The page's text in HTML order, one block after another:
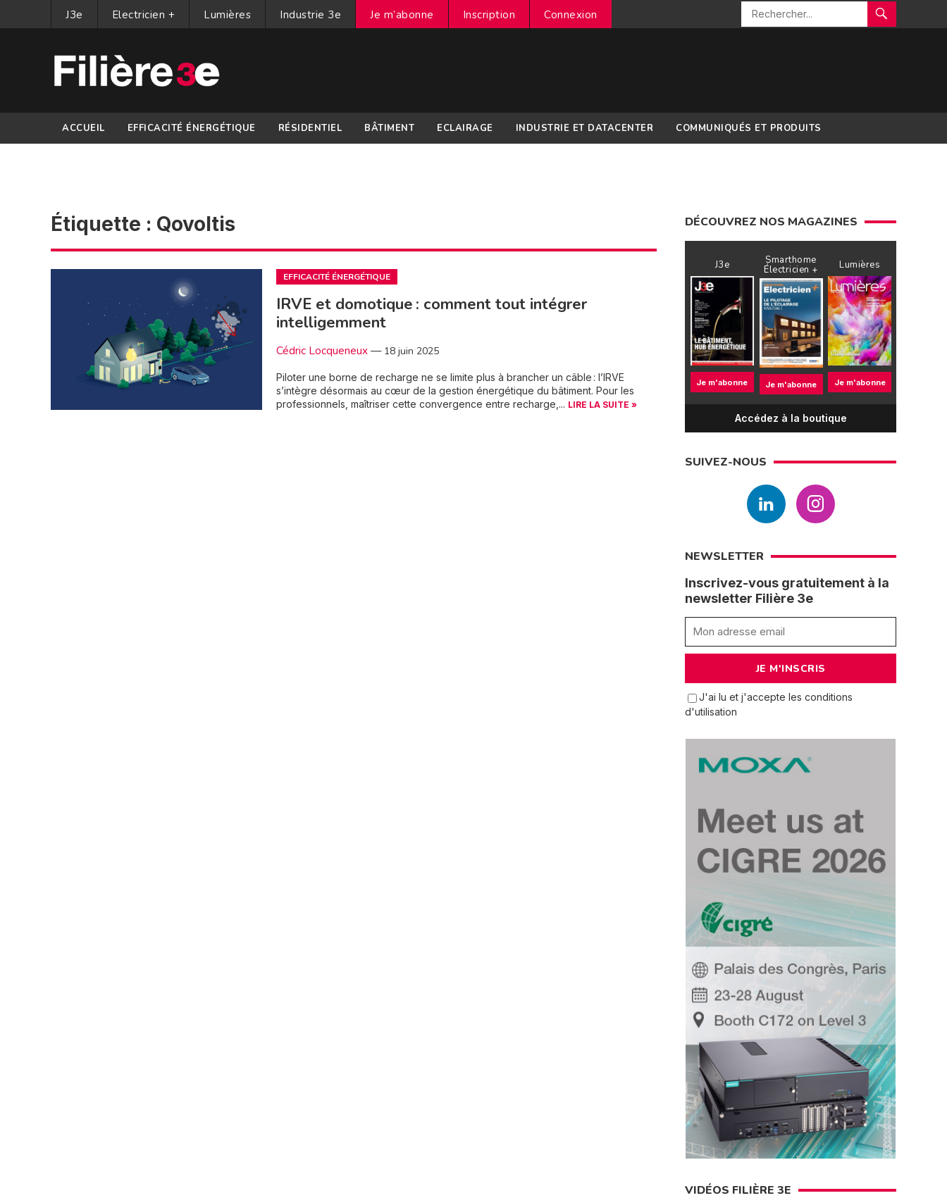
J3e Electricien + Lumières Industrie 3e Je m’abonne Inscription Connexion
ACCUEIL EFFICACITÉ ÉNERGÉTIQUE RÉSIDENTIEL BÂTIMENT ECLAIRAGE INDUSTRIE ET DATACENTER COMMUNIQUÉS ET PRODUITS
Étiquette : Qovoltis
EFFICACITÉ ÉNERGÉTIQUE
IRVE et domotique : comment tout intégrer
intelligemment
Cédric Locqueneux— 18 juin 2025
Piloter une borne de recharge ne se limite plus à brancher un câble : l’IRVE
s’intègre désormais au cœur de la gestion énergétique du bâtiment. Pour les
professionnels, maîtriser cette convergence entre recharge,... LIRE LA SUITE »
DÉCOUVREZ NOS MAGAZINES
J3e
Je m'abonne
Smarthome
Électricien +
Je m'abonne
Lumières
Je m'abonne
Accédez à la boutique
SUIVEZ-NOUS
NEWSLETTER
Inscrivez-vous gratuitement à la
newsletter Filière 3e
J'ai lu et j'accepte les conditions
d'utilisation
VIDÉOS FILIÈRE 3E